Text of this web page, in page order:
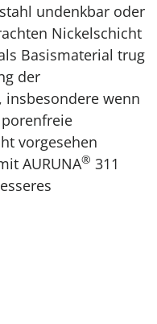
undenkbar oder
Nickelschicht
Basismaterial trug
der
wenn
vorgesehen
AURUNA® 311